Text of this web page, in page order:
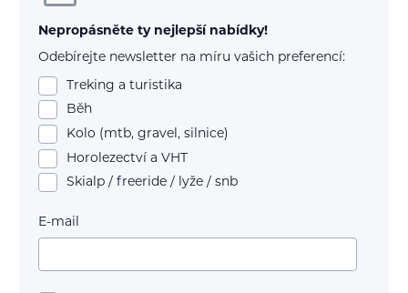
Nepropásněte ty nejlepší nabídky!
Odebírejte newsletter na míru vašich preferencí:
Treking a turistika
Běh
Kolo (mtb, gravel, silnice)
Horolezectví a VHT
Skialp / freeride / lyže / snb
E-mail